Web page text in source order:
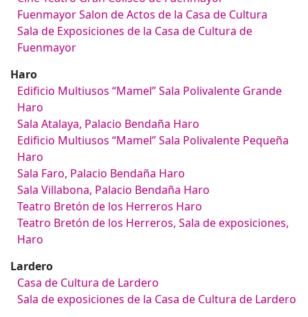
Fuenmayor Salon de Actos de la Casa de Cultura
Sala de Exposiciones de la Casa de Cultura de
Fuenmayor
Haro
Edificio Multiusos “Mamel” Sala Polivalente Grande
Haro
Sala Atalaya, Palacio Bendaña Haro
Edificio Multiusos “Mamel” Sala Polivalente Pequeña
Haro
Sala Faro, Palacio Bendaña Haro
Sala Villabona, Palacio Bendaña Haro
Teatro Bretón de los Herreros Haro
Teatro Bretón de los Herreros, Sala de exposiciones,
Haro
Lardero
Casa de Cultura de Lardero
Sala de exposiciones de la Casa de Cultura de Lardero